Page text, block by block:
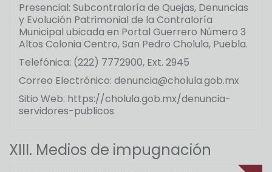
Presencial: Subcontraloría de Quejas, Denuncias
y Evolución Patrimonial de la Contraloría
Municipal ubicada en Portal Guerrero Número 3
Altos Colonia Centro, San Pedro Cholula, Puebla.
Telefónica: (222) 7772900, Ext. 2945
Correo Electrónico: denuncia@cholula.gob.mx
Sitio Web: https://cholula.gob.mx/denuncia-
servidores-publicos
XIII. Medios de impugnación